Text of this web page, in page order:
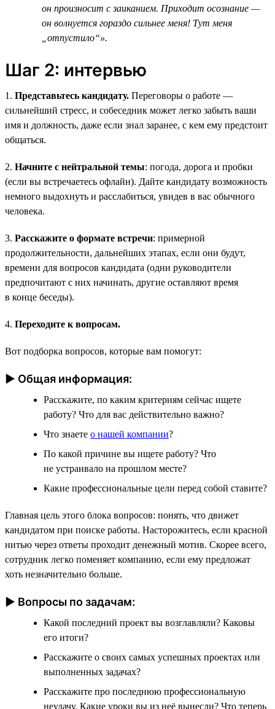
он произносит с заиканием. Приходит осознание —
он волнуется гораздо сильнее меня! Тут меня
„отпустило“».
Шаг 2: интервью
1. Представьтесь кандидату. Переговоры о работе —
сильнейший стресс, и собеседник может легко забыть ваши
имя и должность, даже если знал заранее, с кем ему предстоит
общаться.
2. Начните с нейтральной темы: погода, дорога и пробки
(если вы встречаетесь офлайн). Дайте кандидату возможность
немного выдохнуть и расслабиться, увидев в вас обычного
человека.
3. Расскажите о формате встречи: примерной
продолжительности, дальнейших этапах, если они будут,
времени для вопросов кандидата (одни руководители
предпочитают с них начинать, другие оставляют время
в конце беседы).
4. Переходите к вопросам.
Вот подборка вопросов, которые вам помогут:
► Общая информация:
Расскажите, по каким критериям сейчас ищете
работу? Что для вас действительно важно?
Что знаете о нашей компании?
По какой причине вы ищете работу? Что
не устраивало на прошлом месте?
Какие профессиональные цели перед собой ставите?
Главная цель этого блока вопросов: понять, что движет
кандидатом при поиске работы. Насторожитесь, если красной
нитью через ответы проходит денежный мотив. Скорее всего,
сотрудник легко поменяет компанию, если ему предложат
хоть незначительно больше.
► Вопросы по задачам:
Какой последний проект вы возглавляли? Каковы
его итоги?
Расскажите о своих самых успешных проектах или
выполненных задачах?
Расскажите про последнюю профессиональную
неудачу. Какие уроки вы из неё вынесли? Что теперь